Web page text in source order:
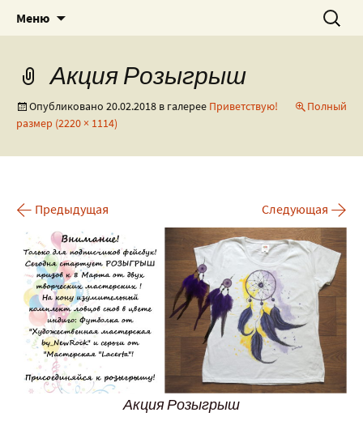
Художественная мастерская
by_NewRock
Роспись текстиля, посуды и всякого
разного!
Меню Найти:
Акция Розыгрыш
Опубликовано 20.02.2018 в галерее Приветствую!
Полный
размер (2220 × 1114)
← Предыдущая Следующая →
Акция Розыгрыш